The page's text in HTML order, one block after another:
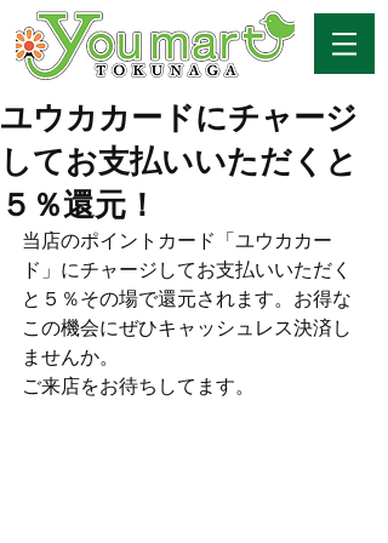
ユウカカードにチャージ
してお支払いいただくと
５％還元！
当店のポイントカード「ユウカカー
ド」にチャージしてお支払いいただく
と５％その場で還元されます。お得な
この機会にぜひキャッシュレス決済し
ませんか。
ご来店をお待ちしてます。